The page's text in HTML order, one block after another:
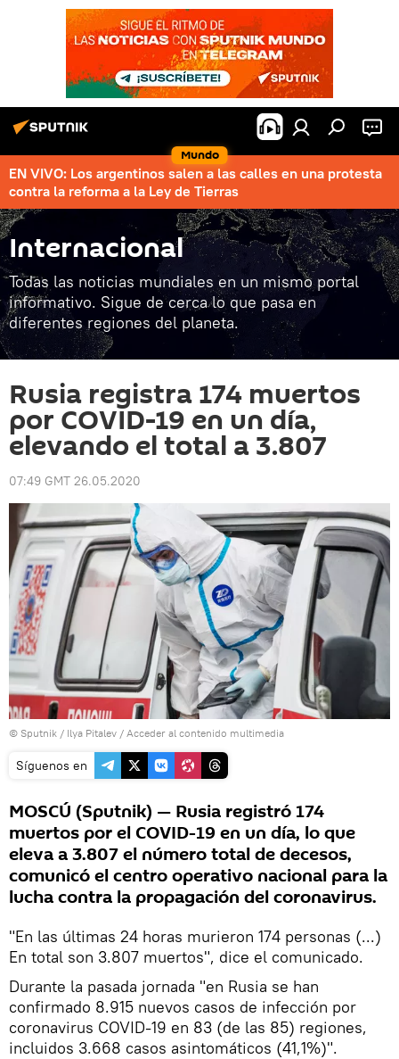
Mundo
EN VIVO: Los argentinos salen a las calles en una protesta
contra la reforma a la Ley de Tierras
Internacional
Todas las noticias mundiales en un mismo portal
informativo. Sigue de cerca lo que pasa en
diferentes regiones del planeta.
Rusia registra 174 muertos
por COVID-19 en un día,
elevando el total a 3.807
07:49 GMT 26.05.2020
© Sputnik / Ilya Pitalev / Acceder al contenido multimedia
Síguenos en
MOSCÚ (Sputnik) — Rusia registró 174
muertos por el COVID-19 en un día, lo que
eleva a 3.807 el número total de decesos,
comunicó el centro operativo nacional para la
lucha contra la propagación del coronavirus.
"En las últimas 24 horas murieron 174 personas (...)
En total son 3.807 muertos", dice el comunicado.
Durante la pasada jornada "en Rusia se han
confirmado 8.915 nuevos casos de infección por
coronavirus COVID-19 en 83 (de las 85) regiones,
incluidos 3.668 casos asintomáticos (41,1%)".